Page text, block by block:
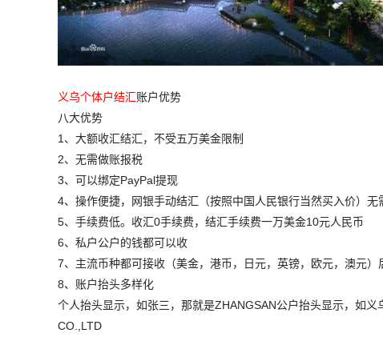
义乌个体户结汇账户优势
八大优势
1、大额收汇结汇，不受五万美金限制
2、无需做账报税
3、可以绑定PayPal提现
4、操作便捷，网银手动结汇（按照中国人民银行当然买入价）无
5、手续费低。收汇0手续费，结汇手续费一万美金10元人民币
6、私户公户的钱都可以收
7、主流币种都可接收（美金，港币，日元，英镑，欧元，澳元
8、账户抬头多样化
个人抬头显示，如张三，那就是ZHANGSAN公户抬头显示，如
CO.,LTD